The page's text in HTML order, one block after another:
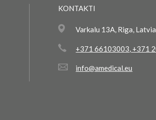
KONTAKTI
Varkalu 13A, Riga,
+371 66103003, +371
info@amedical.eu